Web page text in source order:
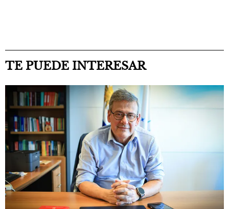
TE PUEDE INTERESAR